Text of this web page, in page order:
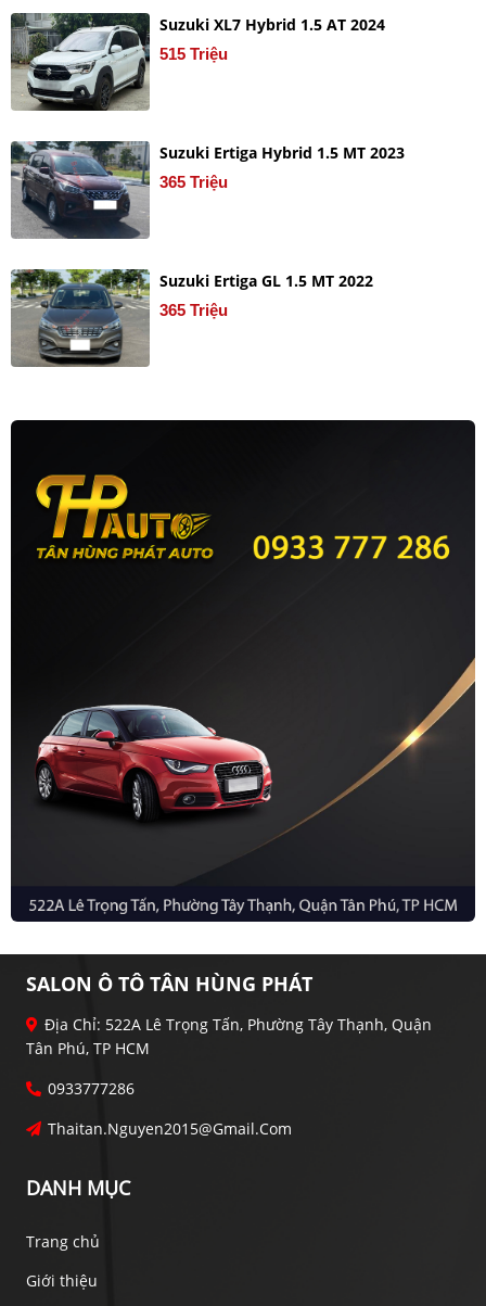
Suzuki XL7 Hybrid 1.5 AT 2024
515 Triệu
Suzuki Ertiga Hybrid 1.5 MT 2023
365 Triệu
Suzuki Ertiga GL 1.5 MT 2022
365 Triệu
SALON Ô TÔ TÂN HÙNG PHÁT
Địa Chỉ: 522A Lê Trọng Tấn, Phường Tây Thạnh, Quận
Tân Phú, TP HCM
0933777286
Thaitan.nguyen2015@gmail.com
DANH MỤC
Trang chủ
Giới thiệu